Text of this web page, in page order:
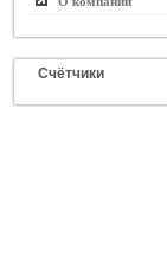
Счётчики